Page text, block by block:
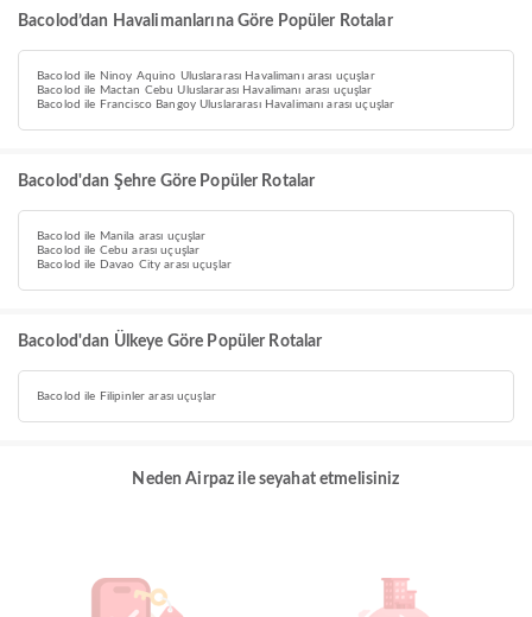
Bacolod’dan Havalimanlarına Göre Popüler Rotalar
Bacolod ile Ninoy Aquino Uluslararası Havalimanı arası uçuşlar
Bacolod ile Mactan Cebu Uluslararası Havalimanı arası uçuşlar
Bacolod ile Francisco Bangoy Uluslararası Havalimanı arası uçuşlar
Bacolod'dan Şehre Göre Popüler Rotalar
Bacolod ile Manila arası uçuşlar
Bacolod ile Cebu arası uçuşlar
Bacolod ile Davao City arası uçuşlar
Bacolod'dan Ülkeye Göre Popüler Rotalar
Bacolod ile Filipinler arası uçuşlar
Neden Airpaz ile seyahat etmelisiniz